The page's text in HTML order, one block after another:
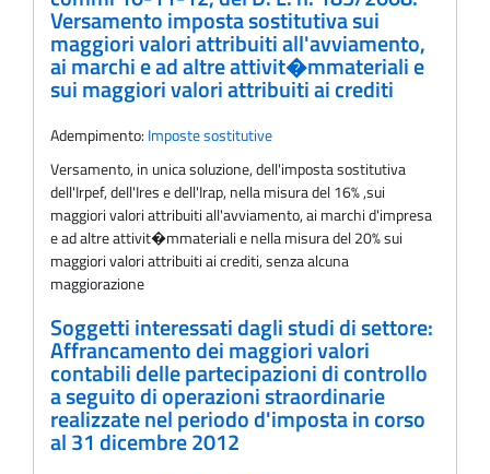
Versamento imposta sostitutiva sui
maggiori valori attribuiti all'avviamento,
ai marchi e ad altre attivit�mmateriali e
sui maggiori valori attribuiti ai crediti
Adempimento: Imposte sostitutive
Versamento, in unica soluzione, dell'imposta sostitutiva
dell'Irpef, dell'Ires e dell'Irap, nella misura del 16% ,sui
maggiori valori attribuiti all'avviamento, ai marchi d'impresa
e ad altre attivit�mmateriali e nella misura del 20% sui
maggiori valori attribuiti ai crediti, senza alcuna
maggiorazione
Soggetti interessati dagli studi di settore:
Affrancamento dei maggiori valori
contabili delle partecipazioni di controllo
a seguito di operazioni straordinarie
realizzate nel periodo d'imposta in corso
al 31 dicembre 2012